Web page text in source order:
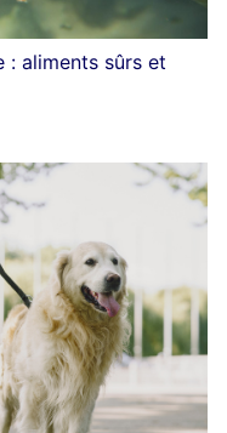
: aliments sûrs et